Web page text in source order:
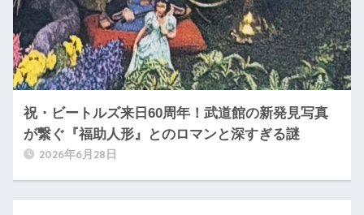
祝・ビートルズ来日60周年！武道館の新発見写真
が繋ぐ『福助人形』とのロマンと深すぎる謎
2026年6月28日